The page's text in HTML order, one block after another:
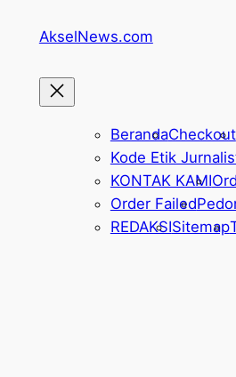
AkselNews.com
BerandaCheckout
Kode Etik
KONTAK KAMI
Order Failed
REDAKSISitemap